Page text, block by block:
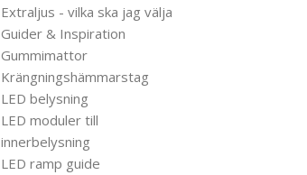
Extraljus - vilka ska jag välja
Guider & Inspiration
Gummimattor
Krängningshämmarstag
LED belysning
LED moduler till
innerbelysning
LED ramp guide